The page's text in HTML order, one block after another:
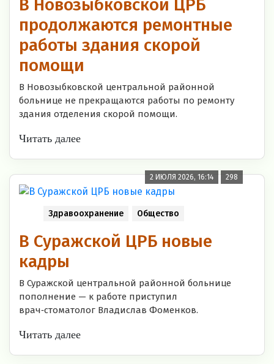
В Новозыбковской ЦРБ
продолжаются ремонтные
работы здания скорой
помощи
В Новозыбковской центральной районной
больнице не прекращаются работы по ремонту
здания отделения скорой помощи.
Читать далее
2 ИЮЛЯ 2026, 16:14 298
Здравоохранение Общество
В Суражской ЦРБ новые
кадры
В Суражской центральной районной больнице
пополнение — к работе приступил
врач‑стоматолог Владислав Фоменков.
Читать далее